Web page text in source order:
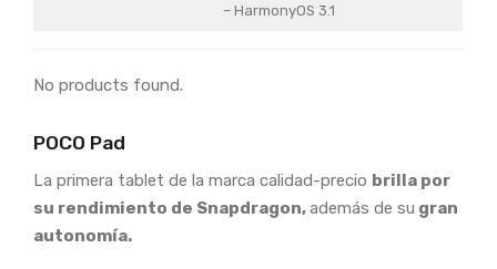
– HarmonyOS 3.1
No products found.
POCO Pad
La primera tablet de la marca calidad-precio brilla por
su rendimiento de Snapdragon,además de su gran
autonomía.